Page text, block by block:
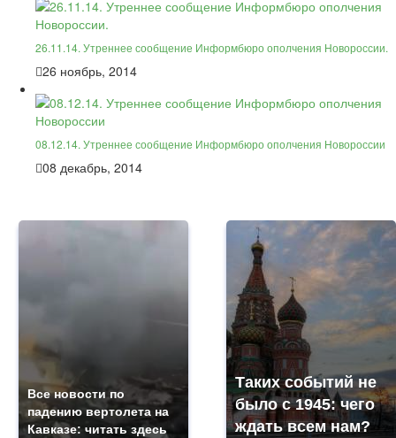
26.11.14. Утреннее сообщение Информбюро ополчения Новороссии.
26 ноябрь, 2014
08.12.14. Утреннее сообщение Информбюро ополчения Новороссии
08 декабрь, 2014
Все новости по
падению вертолета на
Кавказе: читать здесь
Таких событий не
было с 1945: чего
ждать всем нам?